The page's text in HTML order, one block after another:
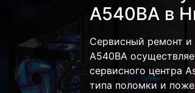
A540BA в
Сервисный ремонт и
A540BA
сервисного центра
типа поломки и